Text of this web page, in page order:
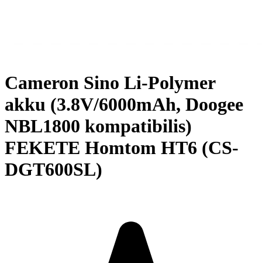
Cameron Sino Li-Polymer
akku (3.8V/6000mAh, Doogee
NBL1800 kompatibilis)
FEKETE Homtom HT6 (CS-
DGT600SL)